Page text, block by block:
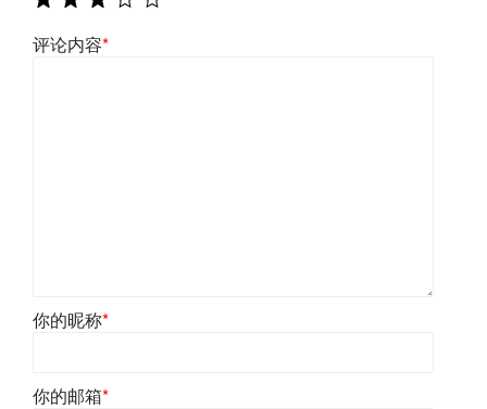
评论内容*
你的昵称*
你的邮箱*